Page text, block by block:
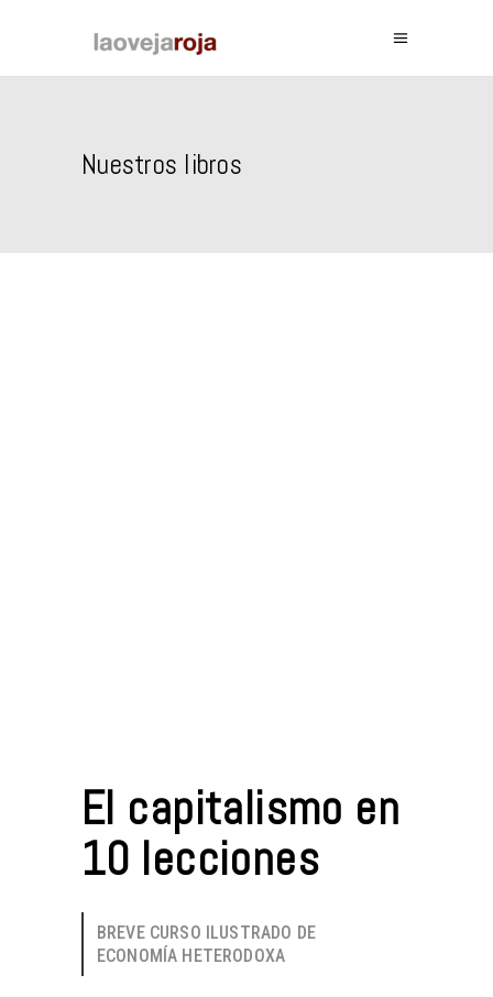
Nuestros libros
El capitalismo en
10 lecciones
BREVE CURSO ILUSTRADO DE
ECONOMÍA HETERODOXA